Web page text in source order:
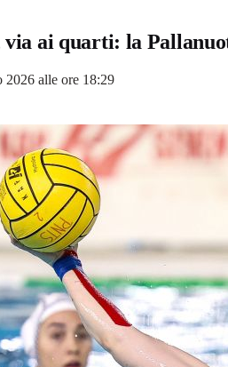
via ai quarti: la
2026 alle ore 18:29